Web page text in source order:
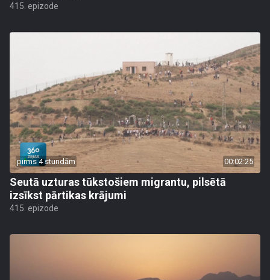
415. epizode
pirms 4 stundām 00:02:25
Seutā uzturas tūkstošiem migrantu, pilsētā
izsīkst pārtikas krājumi
415. epizode